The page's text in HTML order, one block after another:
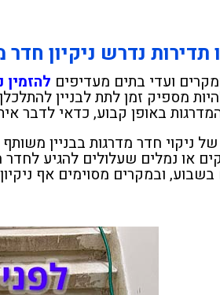
תדירות נדרש ניקיון
ועדי בתים מעדיפים להזמין
מספיק זמן לתת לבניין
באופן קבוע, כדאי לדבר
ניקוי חדר מדרגות בבניין
או נמלים שעלולים להגיע
ובמקרים מסוימים אף ניקיון